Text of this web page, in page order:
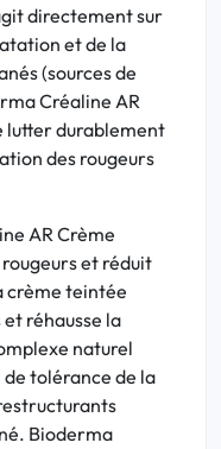
directement sur
et de la
(sources de
Créaline AR
lutter durablement
des rougeurs
AR Crème
et réduit
crème teintée
réhausse la
naturel
tolérance de la
Bioderma